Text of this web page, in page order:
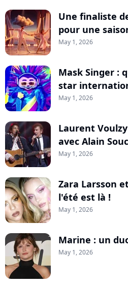
Une finaliste
pour une
May 1, 2026
Mask Singer :
star
May 1, 2026
Laurent
avec Alain
May 1, 2026
Zara Larsson
l'été est là !
May 1, 2026
Marine : un
May 1, 2026